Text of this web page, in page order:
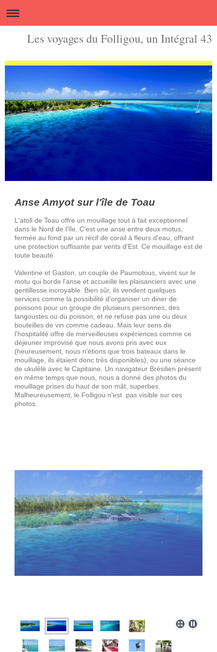
Les voyages du Folligou, un Intégral 43
Anse Amyot sur l'île de Toau
L'atoll de Toau offre un mouillage tout à fait exceptionnel
dans le Nord de l'île. C'est une anse entre deux motus,
fermée au fond par un récif de corail à fleurs d'eau, offrant
une protection suffisante par vents d'Est. Ce mouillage est de
toute beauté.
Valentine et Gaston, un couple de Paumotous, vivent sur le
motu qui borde l'anse et accueille les plaisanciers avec une
gentillesse incroyable. Bien sûr, ils vendent quelques
services comme la possibilité d'organiser un diner de
poissons pour un groupe de plusieurs personnes, des
langoustes ou du poisson, et ne refuse pas une ou deux
bouteilles de vin comme cadeau. Mais leur sens de
l'hospitalité offre de merveilleuses expériences comme ce
déjeuner improvisé que nous avons pris avec eux
(heureusement, nous n'étions que trois bateaux dans le
mouillage, ils étaient donc très disponibles), ou une séance
de ukulélé avec le Capitaine. Un navigateur Brésilien présent
en même temps que nous, nous a donné des photos du
mouillage prises du haut de son mât, superbes.
Malheureusement, le Folligou n'est pas visible sur ces
photos.